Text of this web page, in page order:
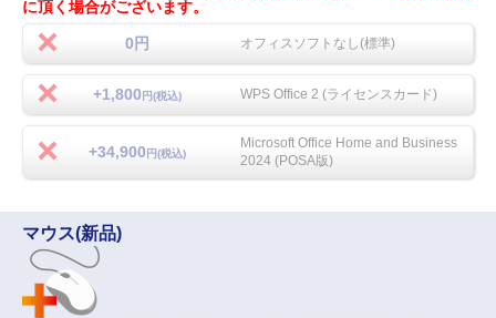
に頂く場合がございます。
0円 オフィスソフトなし(標準)
+1,800 円(税込) WPS Office 2 (ライセンスカード)
+34,900 円(税込)
Microsoft Office Home and Business
2024 (POSA版)
マウス(新品)